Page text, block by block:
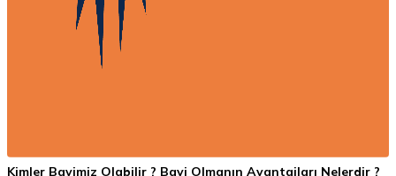
Kimler Bayimiz Olabilir ? Bayi Olmanın Avantajları Nelerdir ?